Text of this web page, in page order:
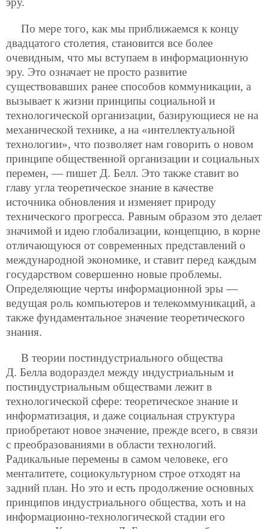
По мере того, как мы приближаемся к концу
двадцатого столетия, становится все более
очевидным, что мы вступаем в информационную
эру. Это означает не просто развитие
существовавших ранее способов коммуникации, а
вызывает к жизни принципы социальной и
технологической организации, базирующиеся не на
механической технике, а на «интеллектуальной
технологии», что позволяет нам говорить о новом
принципе общественной организации и социальных
перемен, — пишет Д. Белл. Это также ставит во
главу угла теоретическое знание в качестве
источника обновления и изменяет природу
технического прогресса. Равным образом это делает
значимой и идею глобализации, концепцию, в корне
отличающуюся от современных представлений о
международной экономике, и ставит перед каждым
государством совершенно новые проблемы.
Определяющие черты информационной эры —
ведущая роль компьютеров и телекоммуникаций, а
также фундаментальное значение теоретического
знания.
В теории постиндустриального общества
Д. Белла водораздел между индустриальным и
постиндустриальным обществами лежит в
технологической сфере: теоретическое знание и
информатизация, и даже социальная структура
приобретают новое значение, прежде всего, в связи
с преобразованиями в области технологий.
Радикальные перемены в самом человеке, его
менталитете, социокультурном строе отходят на
задний план. Но это и есть продолжение основных
принципов индустриального общества, хоть и на
информационно-технологической стадии его